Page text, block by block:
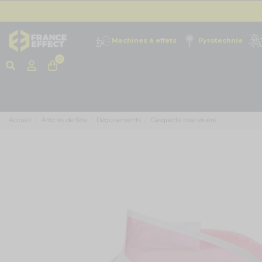
Machines à effets Pyrotechnie
Accueil Articles de fête Déguisements Casquette rose visière